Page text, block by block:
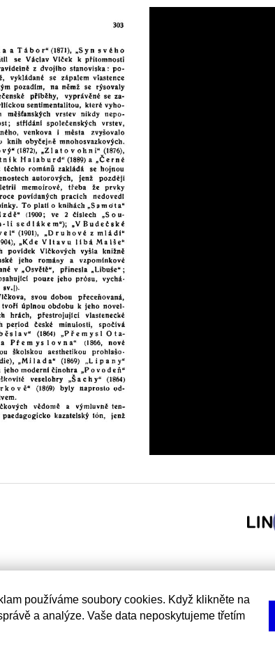
používáme soubory cookies. Když klikněte na
a analýze. Vaše data neposkytujeme třetím